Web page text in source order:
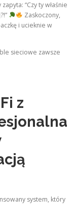
“Czy ty właśnie
Zaskoczony,
i ucieknie w
sieciowe zawsze
z
system, który